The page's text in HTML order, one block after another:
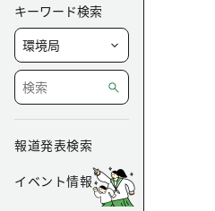
キーワード検索
報道発表検索
イベント情報